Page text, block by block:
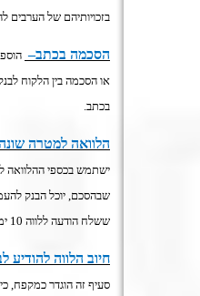
בזכויותיהם של הערבים
הסכמה בכתב–
או הסכמה בין הלקוח
בכתב.
הלוואה למטרה
ישתמש בכספי ההלוואה
שבהסכם, יוכל הבנק
ששלח הודעה ללווה 10 ימים מראש
חיוב הלווה להודיע
סעיף זה הוגדר כמקפח,